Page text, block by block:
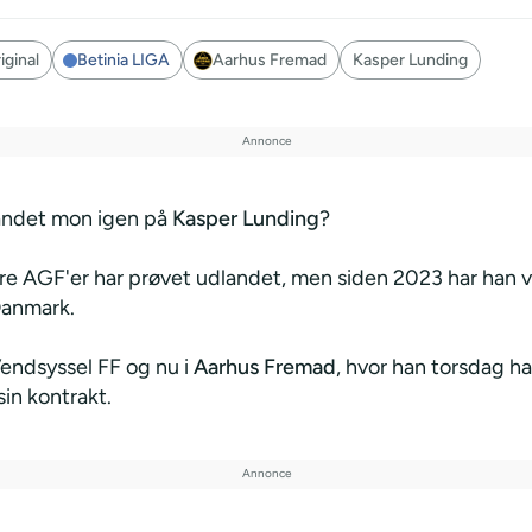
Betinia LIGA Aarhus Fremad Kasper Lunding
mon igen på Kasper Lunding?
AGF'er har prøvet udlandet, men siden 2023 har han
FF og nu i Aarhus Fremad, hvor han torsdag
kontrakt.